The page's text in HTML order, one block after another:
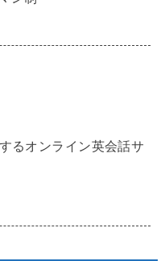
るオンライン英会話サ